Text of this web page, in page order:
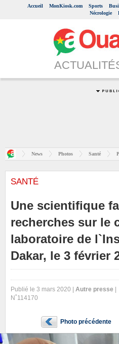
Accueil MonKiosk.com Sports
Nécrologie
News Photos Santé
SANTÉ
Une scientifique
recherches sur le
laboratoire de
Dakar, le 3 février
Publié le 3 mars 2020 | Autre presse
N˚114170
Photo précédente